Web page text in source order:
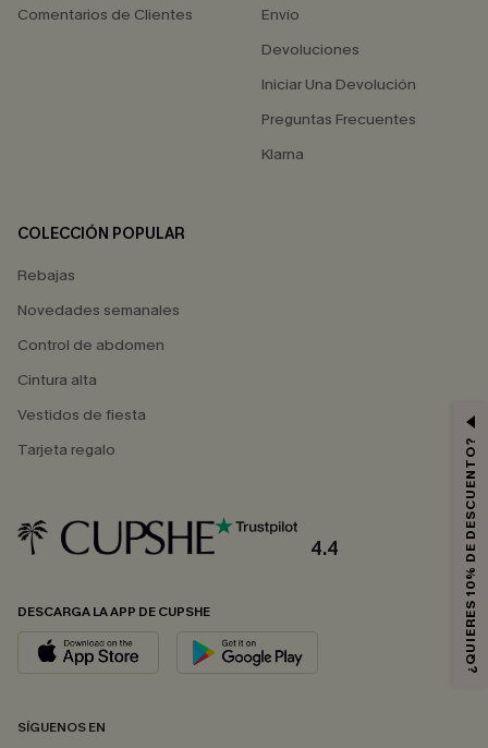
Comentarios de Clientes
Envío
Devoluciones
Iniciar Una Devolución
Preguntas Frecuentes
Klarna
COLECCIÓN POPULAR
Rebajas
Novedades semanales
Control de abdomen
Cintura alta
Vestidos de fiesta
Tarjeta regalo
4.4
DESCARGA LA APP DE CUPSHE
SÍGUENOS EN
¿QUIERES 10% DE DESCUENTO?